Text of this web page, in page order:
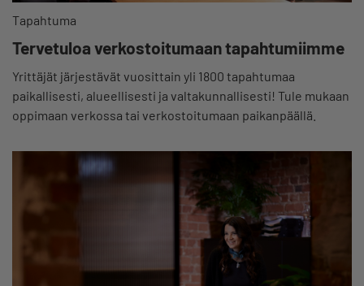
Tapahtuma
Tervetuloa verkostoitumaan tapahtumiimme
Yrittäjät järjestävät vuosittain yli 1800 tapahtumaa
paikallisesti, alueellisesti ja valtakunnallisesti! Tule mukaan
oppimaan verkossa tai verkostoitumaan paikanpäällä.